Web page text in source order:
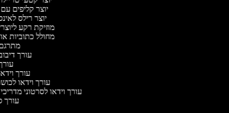
יוצר קליפים
יוצר רילס
מוזיקת רקע
מחולל כתוביות
עורך
עורך
עורך וידאו
עורך וידאו לסרטוני